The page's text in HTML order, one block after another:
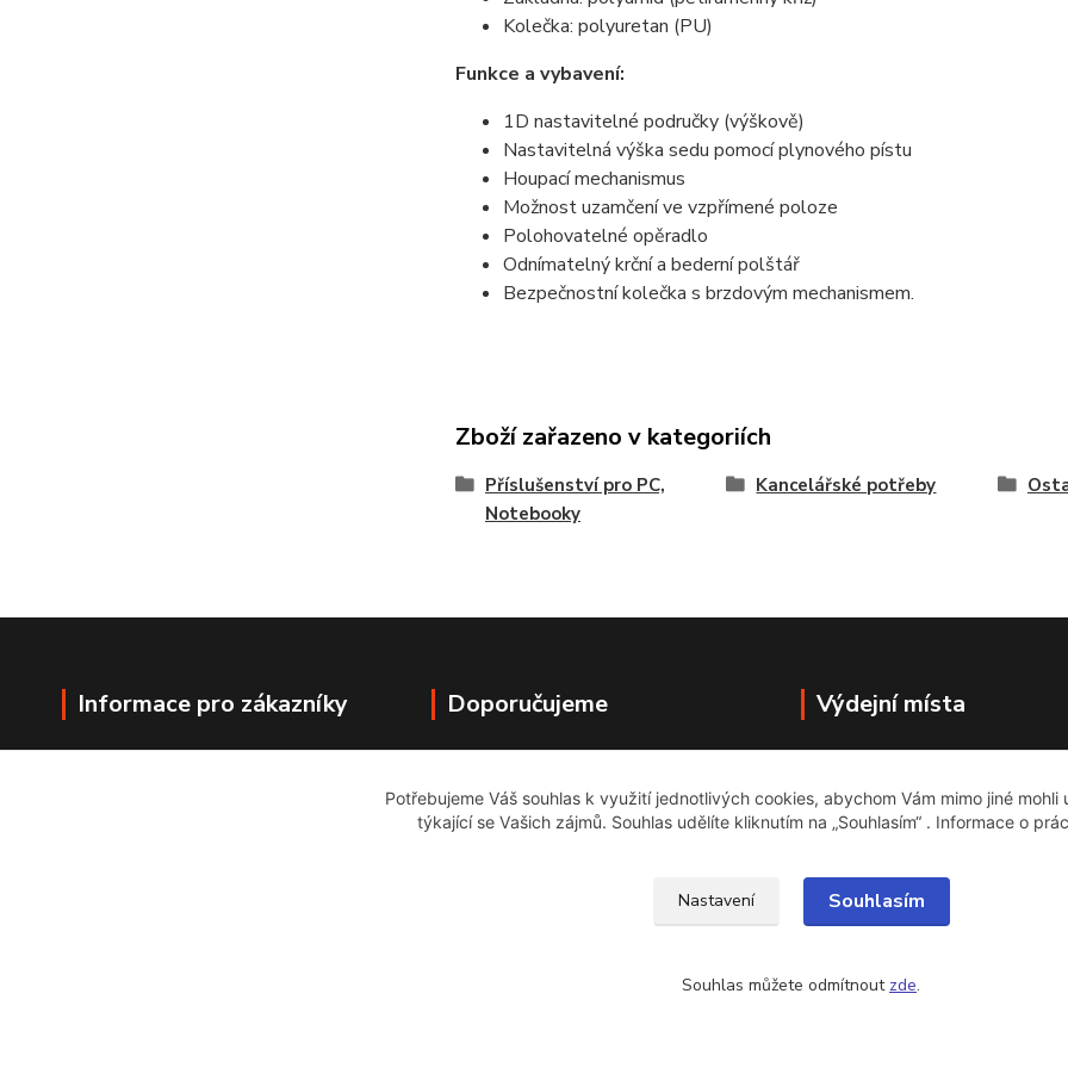
Kolečka: polyuretan (PU)
Funkce a vybavení:
1D nastavitelné područky (výškově)
Nastavitelná výška sedu pomocí plynového pístu
Houpací mechanismus
Možnost uzamčení ve vzpřímené poloze
Polohovatelné opěradlo
Odnímatelný krční a bederní polštář
Bezpečnostní kolečka s brzdovým mechanismem.
Zboží zařazeno v kategoriích
Příslušenství pro PC,
Notebooky
Kancelářské potřeby
Informace pro zákazníky Doporučujeme Výdejní místa
Husitská 55
Praha 3 ,13000
Potřebujeme Váš souhlas k využití jednotlivých cookies, abychom Vám mimo jiné mohli
týkající se Vašich zájmů. Souhlas udělíte kliknutím na „Souhlasím“ . Informace o
Nastavení Souhlasím
Souhlas můžete odmítnout zde.